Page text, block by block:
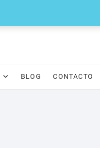
BLOG CONTACTO